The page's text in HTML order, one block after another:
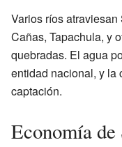
Varios ríos
Cañas, Tapachula, y
quebradas. El agua
entidad nacional, y la
captación.
Economía de